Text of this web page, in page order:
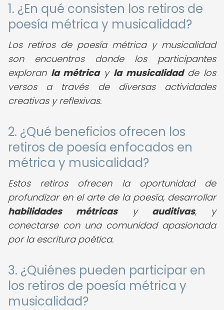
1. ¿En qué consisten los retiros de
poesía métrica y musicalidad?
Los retiros de poesía métrica y musicalidad
son encuentros donde los participantes
exploran la métricay la musicalidadde los
versos a través de diversas actividades
creativas y reflexivas.
2. ¿Qué beneficios ofrecen los
retiros de poesía enfocados en
métrica y musicalidad?
Estos retiros ofrecen la oportunidad de
profundizar en el arte de la poesía, desarrollar
habilidades métricasy auditivas, y
conectarse con una comunidad apasionada
por la escritura poética.
3. ¿Quiénes pueden participar en
los retiros de poesía métrica y
musicalidad?